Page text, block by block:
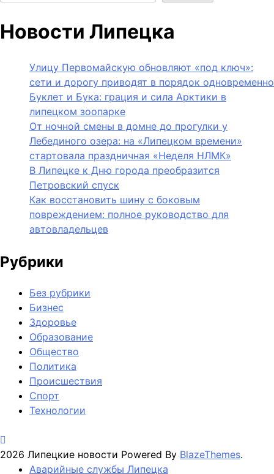
Новости Липецка
Улицу Первомайскую обновляют «под ключ»:
сети и дорогу приводят в порядок одновременно
Буклет и Бука: грация и сила Арктики в
липецком зоопарке
От ночной смены в домне до прогулки у
Лебединого озера: на «Липецком времени»
стартовала праздничная «Неделя НЛМК»
В Липецке к Дню города преобразится
Петровский спуск
Как восстановить шину с боковым
повреждением: полное руководство для
автовладельцев
Рубрики
Без рубрики
Бизнес
Здоровье
Образование
Общество
Политика
Происшествия
Спорт
Технологии
2026 Липецкие новости Powered By BlazeThemes.
Аварийные службы Липецка